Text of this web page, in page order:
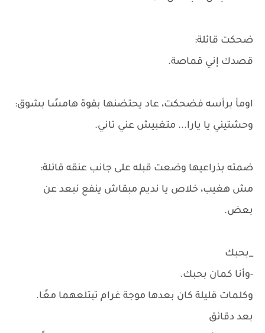
ضحكت قائلة:
قصدك إني قماصة.
اومأ برأسه فضحكت، عاد يحتضنها بقوة هامسًا بشوق:
وحشتيني يا يارا... متغبيش عني تاني.
ضمته بذراعيها وضعت قبله على جانب عنقه قائلة:
مش هغيب، خلاص يا نديم مبقاش ينفع نبعد عن
بعض.
_بحبك
-وأنا كمان بحبك.
وكلمات قليلة كان بعدها موجة غرام تبتلعهما معًا.
بعد دقائق